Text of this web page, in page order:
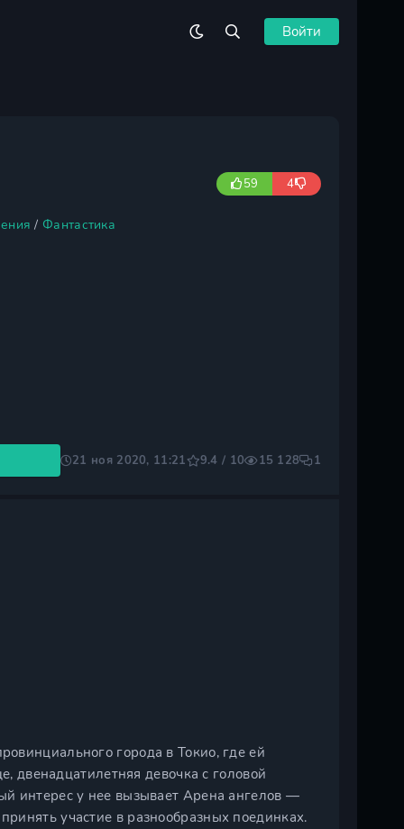
Войти
59 4
/ Фантастика
21 ноя 2020, 11:21 9.4 / 10 15 128 1
города в Токио, где ей
двенадцатилетняя девочка с головой
интерес у нее вызывает Арена ангелов —
участие в разнообразных поединках.